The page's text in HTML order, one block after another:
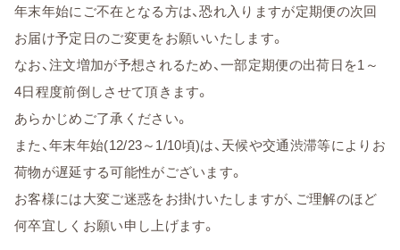
年末年始にご不在となる方は、恐れ入りますが定期便の次回
お届け予定日のご変更をお願いいたします。
なお、注文増加が予想されるため、一部定期便の出荷日を1～
4日程度前倒しさせて頂きます。
あらかじめご了承ください。
また、年末年始(12/23～1/10頃)は、天候や交通渋滞等によりお
荷物が遅延する可能性がございます。
お客様には大変ご迷惑をお掛けいたしますが、ご理解のほど
何卒宜しくお願い申し上げます。